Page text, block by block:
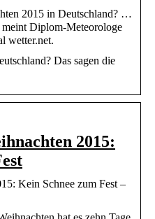
2015 in Deutschland? …
Diplom-Meteorologe
wetter.net.
Das sagen die
2015:
Kein Schnee zum Fest –